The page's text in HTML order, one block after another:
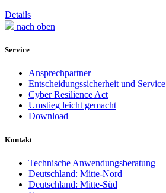
Details
nach oben
Service
Ansprechpartner
Entscheidungssicherheit und Service
Cyber Resilience Act
Umstieg leicht gemacht
Download
Kontakt
Technische Anwendungsberatung
Deutschland: Mitte-Nord
Deutschland: Mitte-Süd